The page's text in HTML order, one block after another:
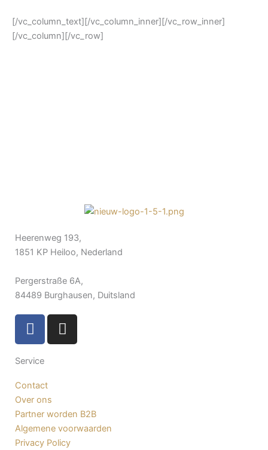
[/vc_column_text][/vc_column_inner][/vc_row_inner]
[/vc_column][/vc_row]
Heerenweg 193,
1851 KP Heiloo, Nederland
Pergerstraße 6A,
84489 Burghausen, Duitsland
F
a
e
b
o
o
k
-
I
n
r
a
m
Service
Contact
Over ons
Partner worden B2B
Algemene voorwaarden
Privacy Policy